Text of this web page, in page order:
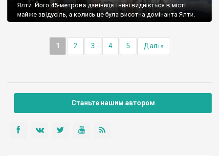
Ялти. Його 45-метрова дзвіниця і нині видніється в місті
майже звідусіль, а колись це була висотна домінанта Ялти.
1 2 3 4 5 Далі »
Станьте нашим автором